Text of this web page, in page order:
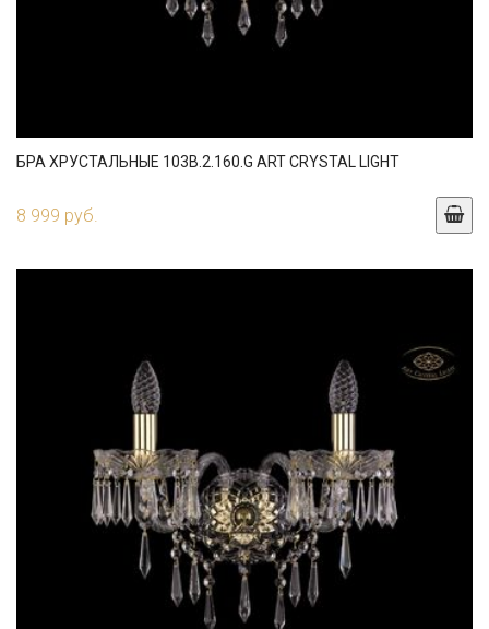
БРА ХРУСТАЛЬНЫЕ 103B.2.160.G ART CRYSTAL LIGHT
8 999 руб.